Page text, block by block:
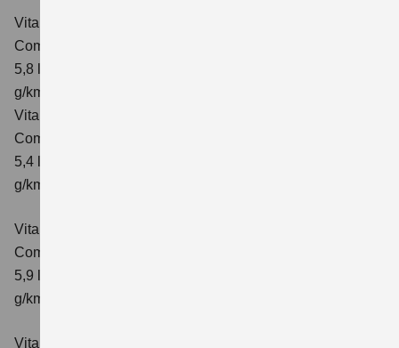
Vitara 1.4 BOOSTERJET HYBRID ALLGRIP AT
Comfort
5,8 l/100 km; kombinierter Wert der CO₂-Emission: 137
g/km; CO₂-Klasse: E
Vitara 1.4 BOOSTERJET HYBRID ALLGRIP
Comfort+ Verbrauchswerte: kombinierter Energieverbrauch
5,4 l/100km; kombinierter Wert der CO₂-Emission: 129
g/km; CO₂-Klasse: D
Vitara 1.4 BOOSTERJET HYBRID ALLGRIP AT
Comfort+
5,9 l/100 km; kombinierter Wert der CO₂-Emission: 138
g/km; CO₂-Klasse: E
Vitara 1.5 DUALJET HYBRID AGS